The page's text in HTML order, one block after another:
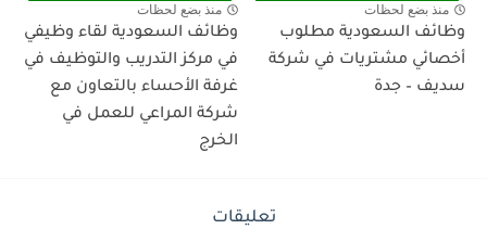
منذ بضع لحظات
وظائف السعودية مطلوب
أخصائي مشتريات في شركة
سديف – جدة
منذ بضع لحظات
وظائف السعودية لقاء وظيفي
في مركز التدريب والتوظيف في
غرفة الأحساء بالتعاون مع
شركة المراعي للعمل في
الخرج
تعليقات